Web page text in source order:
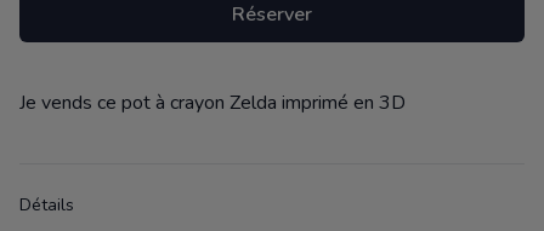
Réserver
Description
Je vends ce pot à crayon Zelda imprimé en 3D
Détails